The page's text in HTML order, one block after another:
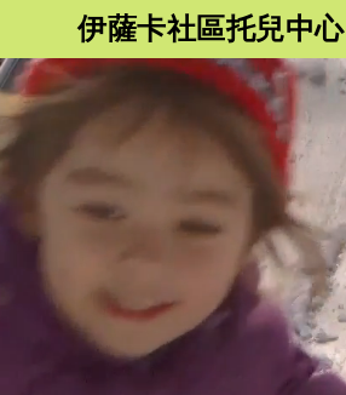
主
要
內
伊薩卡社區托兒中心